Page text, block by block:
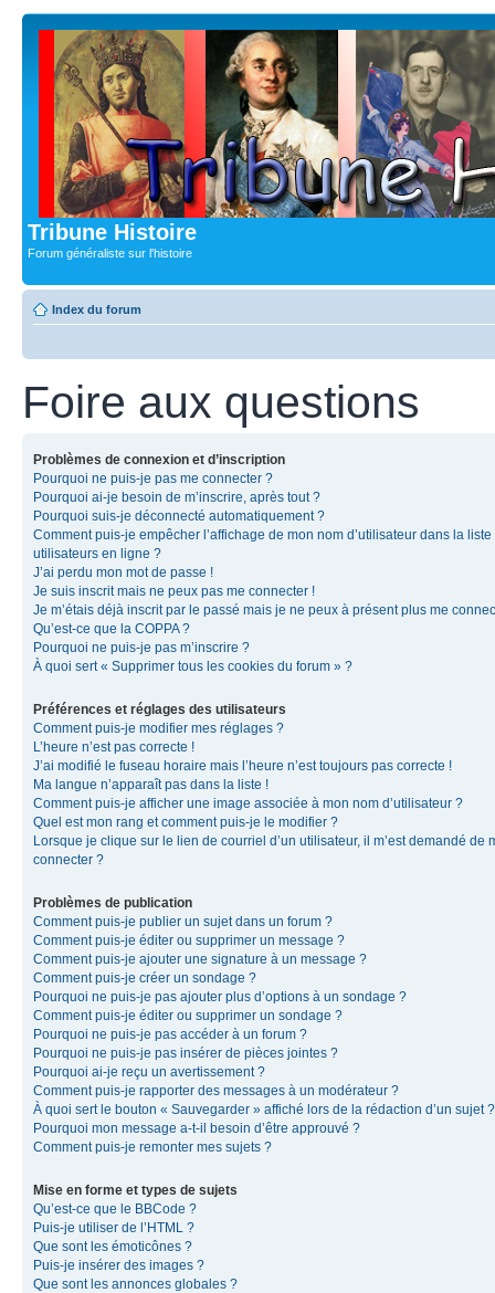
Tribune Histoire
Forum généraliste sur l'histoire
Index du forum
Foire aux questions
Problèmes de connexion et d’inscription
Pourquoi ne puis-je pas me connecter ?
Pourquoi ai-je besoin de m’inscrire, après tout ?
Pourquoi suis-je déconnecté automatiquement ?
Comment puis-je empêcher l’affichage de mon nom d’utilisateur dans la liste
utilisateurs en ligne ?
J’ai perdu mon mot de passe !
Je suis inscrit mais ne peux pas me connecter !
Je m’étais déjà inscrit par le passé mais je ne peux à présent plus me
Qu’est-ce que la COPPA ?
Pourquoi ne puis-je pas m’inscrire ?
À quoi sert « Supprimer tous les cookies du forum » ?
Préférences et réglages des utilisateurs
Comment puis-je modifier mes réglages ?
L’heure n’est pas correcte !
J’ai modifié le fuseau horaire mais l’heure n’est toujours pas correcte !
Ma langue n’apparaît pas dans la liste !
Comment puis-je afficher une image associée à mon nom d’utilisateur ?
Quel est mon rang et comment puis-je le modifier ?
Lorsque je clique sur le lien de courriel d’un utilisateur, il m’est demandé de
connecter ?
Problèmes de publication
Comment puis-je publier un sujet dans un forum ?
Comment puis-je éditer ou supprimer un message ?
Comment puis-je ajouter une signature à un message ?
Comment puis-je créer un sondage ?
Pourquoi ne puis-je pas ajouter plus d’options à un sondage ?
Comment puis-je éditer ou supprimer un sondage ?
Pourquoi ne puis-je pas accéder à un forum ?
Pourquoi ne puis-je pas insérer de pièces jointes ?
Pourquoi ai-je reçu un avertissement ?
Comment puis-je rapporter des messages à un modérateur ?
À quoi sert le bouton « Sauvegarder » affiché lors de la rédaction d’un sujet ?
Pourquoi mon message a-t-il besoin d’être approuvé ?
Comment puis-je remonter mes sujets ?
Mise en forme et types de sujets
Qu’est-ce que le BBCode ?
Puis-je utiliser de l’HTML ?
Que sont les émoticônes ?
Puis-je insérer des images ?
Que sont les annonces globales ?